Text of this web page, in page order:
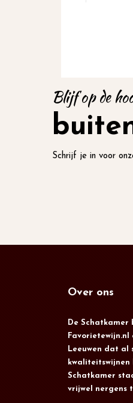
Blijf op de
Schrijf je in voor
Over ons
De Schatkamer
Favorietewijn.nl
Leeuwen dat al
kwaliteitswijnen
Schatkamer
vrijwel nergens